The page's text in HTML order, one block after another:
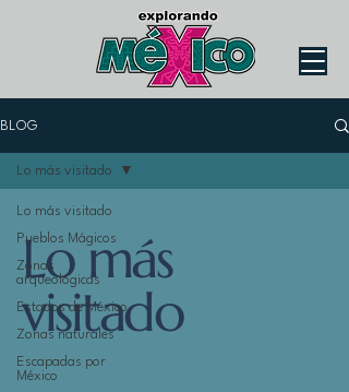
BLOG
Lo más visitado
Pueblos Mágicos
Zonas
arqueológicas
Estados de México
Zonas naturales
Escapadas por
México
Lo más visitado
Lo más
visitado